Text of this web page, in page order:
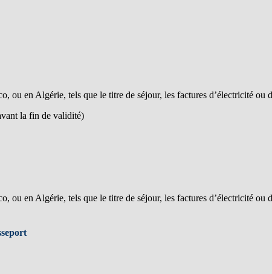
ou en Algérie, tels que le titre de séjour, les factures d’électricité ou
la fin de validité)
ou en Algérie, tels que le titre de séjour, les factures d’électricité ou